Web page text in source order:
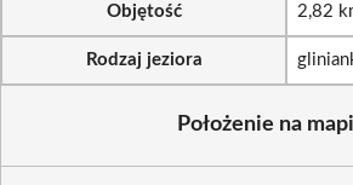
Objętość 2,82
Rodzaj jeziora
Położenie na